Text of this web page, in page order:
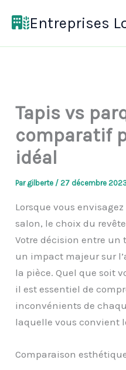
Entreprises
Tapis vs
comparatif
idéal
Par gilberte /27 décembre
Lorsque vous
salon, le choix du
Votre décision entre
un impact majeur sur
la pièce. Quel que soit
il est essentiel de
inconvénients de
laquelle vous convient
Comparaison